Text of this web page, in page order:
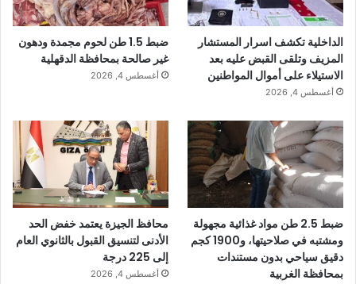
الداخلية تكشف اسرار المستشار
المزيف وتلقى القبض عليه بعد
الاستيلاء على أموال المواطنين
أغسطس 4, 2026
ضبط 1.5 طن لحوم مجمدة ودهون
غير صالحة بمحافظة الدقهلية
أغسطس 4, 2026
ضبط 2.5 طن مواد غذائية مجهولة
ومشتبه في صلاحيتها، و1900 كجم
دقيق سياحي بدون مستندات
بمحافظة الغربية
محافظ الجيزة يعتمد خفض الحد
الأدنى لتنسيق القبول بالثانوي العام
إلى 225 درجة
أغسطس 4, 2026